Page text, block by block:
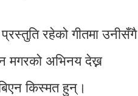
रहेको गीतमा उनीसँगै
मगरको अभिनय देख्न
किस्मत हुन्।